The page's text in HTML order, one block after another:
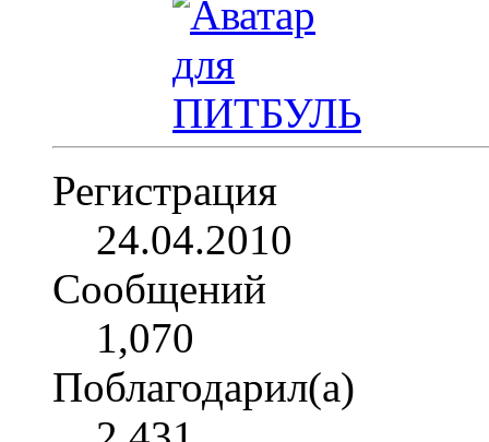
Регистрация
24.04.2010
Сообщений
1,070
Поблагодарил(а)